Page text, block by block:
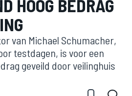
HOOG BEDRAG
van Michael Schumacher,
testdagen, is voor een
geveild door veilinghuis